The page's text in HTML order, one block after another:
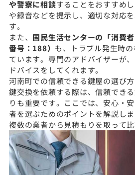
や警察に相談することをおすすめ
や録音などを提示し、適切な対応
す。
また、 国民生活センターの「消費
番号：188） も、トラブル発生時
ています。専門のアドバイザーが
ドバイスをしてくれます。
河南町での信頼できる鍵屋の選び方
鍵交換を依頼する際は、信頼でき
りも重要です。ここでは、安心・
者を選ぶためのポイントを解説しま
複数の業者から見積もりを取って